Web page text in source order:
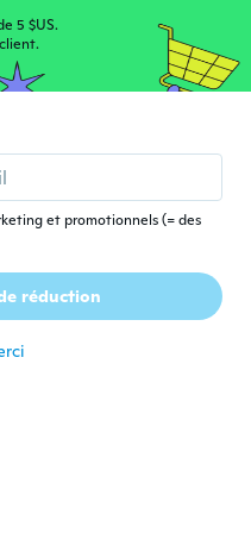
Good addition to my
5 $US.
et promotionnels (= des
réduction